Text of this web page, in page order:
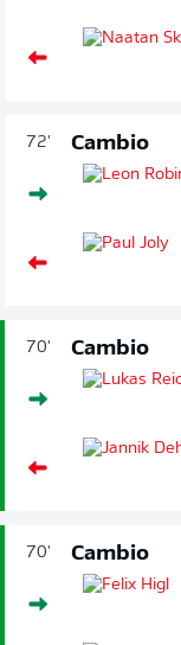
72' Cambio
70' Cambio
70' Cambio